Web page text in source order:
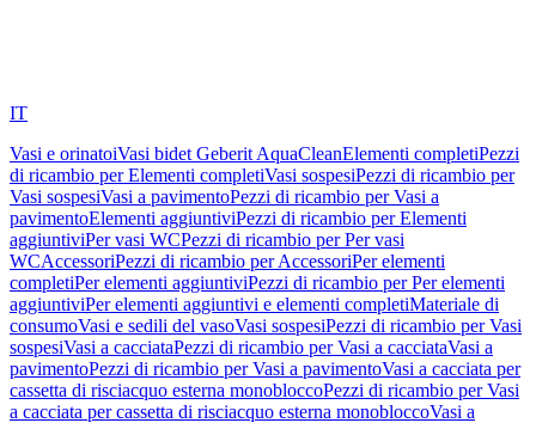
IT
Vasi e orinatoiVasi bidet Geberit AquaCleanElementi completiPezzi
di ricambio per Elementi completiVasi sospesiPezzi di ricambio per
Vasi sospesiVasi a pavimentoPezzi di ricambio per Vasi a
pavimentoElementi aggiuntiviPezzi di ricambio per Elementi
aggiuntiviPer vasi WCPezzi di ricambio per Per vasi
WCAccessoriPezzi di ricambio per AccessoriPer elementi
completiPer elementi aggiuntiviPezzi di ricambio per Per elementi
aggiuntiviPer elementi aggiuntivi e elementi completiMateriale di
consumoVasi e sedili del vasoVasi sospesiPezzi di ricambio per Vasi
sospesiVasi a cacciataPezzi di ricambio per Vasi a cacciataVasi a
pavimentoPezzi di ricambio per Vasi a pavimentoVasi a cacciata per
cassetta di risciacquo esterna monobloccoPezzi di ricambio per Vasi
a cacciata per cassetta di risciacquo esterna monobloccoVasi a